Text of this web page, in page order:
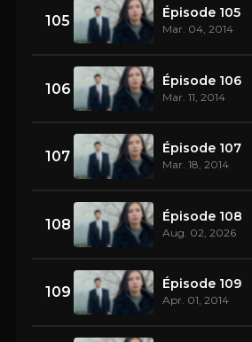
105 Épisode 105
Mar. 04, 2014
106 Épisode 106
Mar. 11, 2014
107 Épisode 107
Mar. 18, 2014
108 Épisode 108
Aug. 02, 2026
109 Épisode 109
Apr. 01, 2014